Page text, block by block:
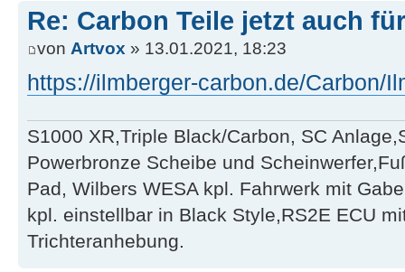
Re: Carbon Teile jetzt auch
von Artvox » 13.01.2021, 18:23
https://ilmberger-carbon.de/Carbon/
S1000 XR,Triple Black/Carbon, SC
Powerbronze Scheibe und
Pad, Wilbers WESA kpl. Fahrwerk mit
kpl. einstellbar in Black Style,RS2E ECU
Trichteranhebung.